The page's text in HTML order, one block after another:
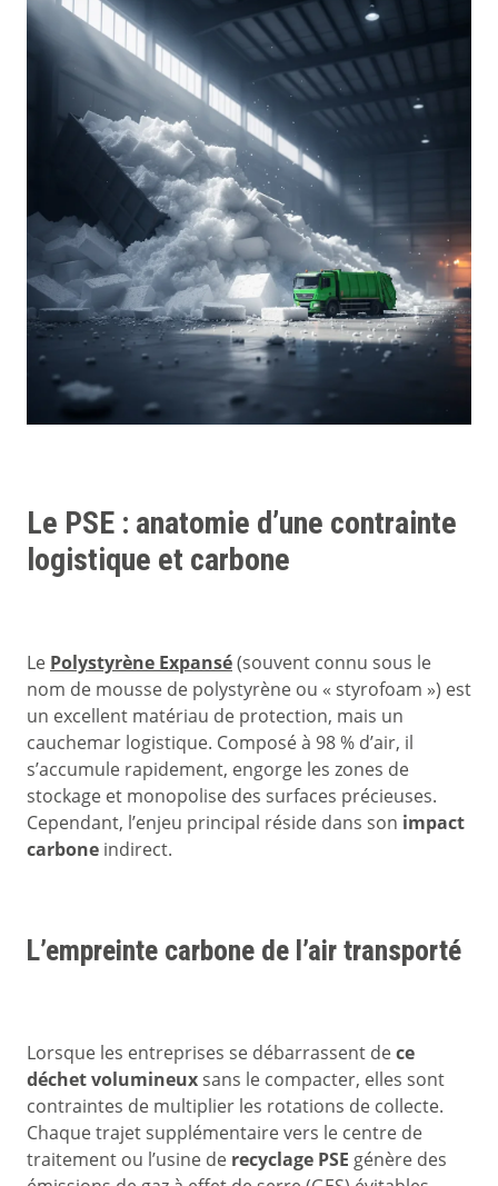
Le PSE : anatomie d’une contrainte
logistique et carbone
Le Polystyrène Expansé(souvent connu sous le
nom de mousse de polystyrène ou « styrofoam ») est
un excellent matériau de protection, mais un
cauchemar logistique. Composé à 98 % d’air, il
s’accumule rapidement, engorge les zones de
stockage et monopolise des surfaces précieuses.
Cependant, l’enjeu principal réside dans son impact
carbone indirect.
L’empreinte carbone de l’air transporté
Lorsque les entreprises se débarrassent dece
déchet volumineuxsans le compacter, elles sont
contraintes de multiplier les rotations de collecte.
Chaque trajet supplémentaire vers le centre de
traitement ou l’usine de recyclage PSE génère des